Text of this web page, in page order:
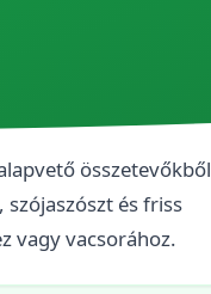
összetevőkből
szójaszószt és friss
vagy vacsorához.